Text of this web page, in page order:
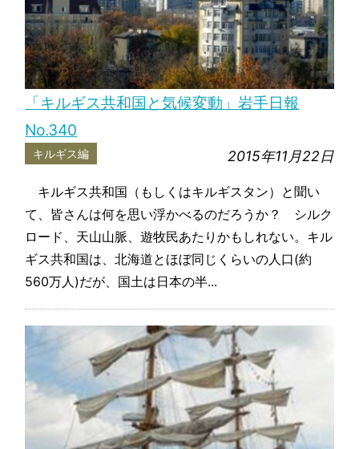
「キルギス共和国と気候変動」岩手日報
No.340
キルギス編 2015年11月22日
キルギス共和国（もしくはキルギスタン）と聞い
て、皆さんは何を思い浮かべるのだろうか？ シルク
ロード、天山山脈、遊牧民あたりかもしれない。キル
ギス共和国は、北海道とほぼ同じくらいの人口(約
560万人)だが、国土は日本の半...